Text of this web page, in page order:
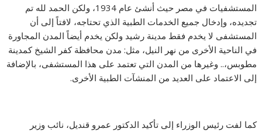
المستشفيات في مصر حيث أنشئ عام 1934، ولكن الحمد لله تم
تجديده، وإدخال جميع الخدمات الطبية الذي تحتاجه، لافتاً إلى أن
المستشفى لا يخدم فقط مدينة رشيد ولكن يخدم أيضاً المدن المجاورة
في الناحية الأخرى من نهر النيل، مثل: مدن محافظة كفر الشيخ كمدينة
مطوبس،.. وغيرها من المدن التي تعتمد على هذا المستشفى، بالإضافة
إلى الاعتماد على العديد من المنشآت الطبية الأخرى.
كما لفت رئيس الوزراء إلى تأكيد الدكتور عمرو قنديل، نائب وزير